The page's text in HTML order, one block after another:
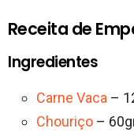
Receita de
Ingredientes
Carne Vaca –
Chouriço –